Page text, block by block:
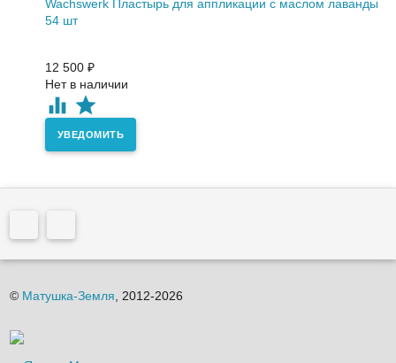
Wachswerk Пластырь для аппликации с маслом лаванды
54 шт
12 500 ₽
Нет в наличии
УВЕДОМИТЬ
© Матушка-Земля, 2012-2026